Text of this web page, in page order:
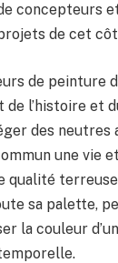
concepteurs
de cet
de peinture
de l’histoire et
des neutres
une vie
qualité
sa palette,
la couleur